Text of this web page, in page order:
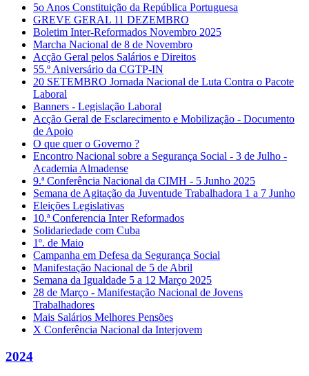
5o Anos Constituição da República Portuguesa
GREVE GERAL 11 DEZEMBRO
Boletim Inter-Reformados Novembro 2025
Marcha Nacional de 8 de Novembro
Acção Geral pelos Salários e Direitos
55.º Aniversário da CGTP-IN
20 SETEMBRO Jornada Nacional de Luta Contra o Pacote
Laboral
Banners - Legislação Laboral
Acção Geral de Esclarecimento e Mobilização - Documento
de Apoio
O que quer o Governo ?
Encontro Nacional sobre a Segurança Social - 3 de Julho -
Academia Almadense
9.ª Conferência Nacional da CIMH - 5 Junho 2025
Semana de Agitação da Juventude Trabalhadora 1 a 7 Junho
Eleições Legislativas
10.ª Conferencia Inter Reformados
Solidariedade com Cuba
1º. de Maio
Campanha em Defesa da Segurança Social
Manifestação Nacional de 5 de Abril
Semana da Igualdade 5 a 12 Março 2025
28 de Março - Manifestação Nacional de Jovens
Trabalhadores
Mais Salários Melhores Pensões
X Conferência Nacional da Interjovem
2024